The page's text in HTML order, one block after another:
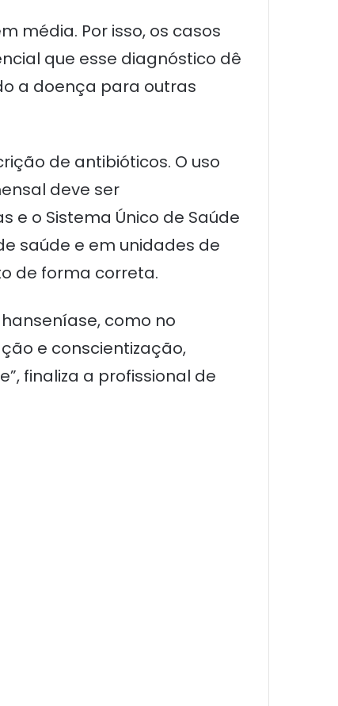
média. Por isso, os casos
que esse diagnóstico dê
a doença para outras
de antibióticos. O uso
deve ser
e o Sistema Único de Saúde
saúde e em unidades de
de forma correta.
como no
e conscientização,
finaliza a profissional de